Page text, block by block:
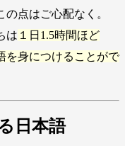
点はご心配なく。
は １日1.5時間ほど
を身につけることがで
日本語